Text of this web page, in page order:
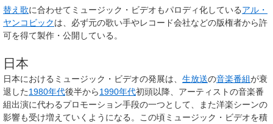
替え歌に合わせてミュージック・ビデオもパロディ化しているアル・
ヤンコビックは、必ず元の歌い手やレコード会社などの版権者から許
可を得て製作・公開している。
日本
日本におけるミュージック・ビデオの発展は、 生放送の音楽番組が衰
退した1980年代後半から1990年代初頭以降、アーティストの音楽番
組出演に代わるプロモーション手段の一つとして、また洋楽シーンの
影響も受け増えていくようになる。この頃ミュージック・ビデオを積